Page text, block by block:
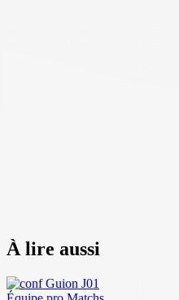
À lire aussi